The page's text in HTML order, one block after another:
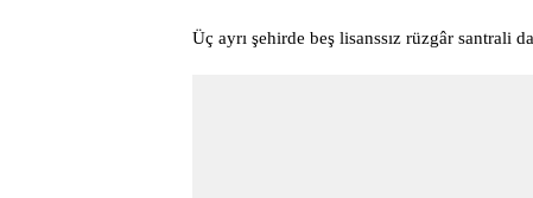
Üç ayrı şehirde beş lisanssız rüzgâr santrali